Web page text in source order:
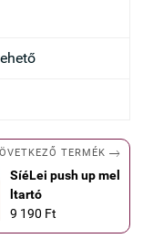
TERMÉK 
SíéLei push up mel
ltartó
9 190 Ft